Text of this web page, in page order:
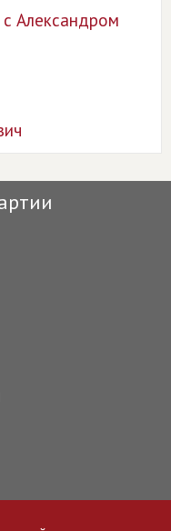
Александром